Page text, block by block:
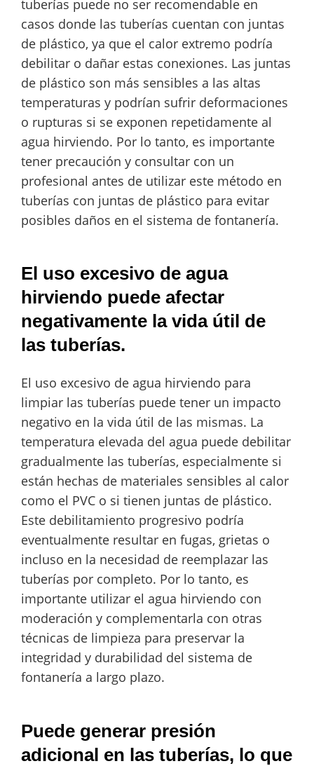
tuberías puede no ser recomendable en
casos donde las tuberías cuentan con juntas
de plástico, ya que el calor extremo podría
debilitar o dañar estas conexiones. Las juntas
de plástico son más sensibles a las altas
temperaturas y podrían sufrir deformaciones
o rupturas si se exponen repetidamente al
agua hirviendo. Por lo tanto, es importante
tener precaución y consultar con un
profesional antes de utilizar este método en
tuberías con juntas de plástico para evitar
posibles daños en el sistema de fontanería.
El uso excesivo de agua
hirviendo puede afectar
negativamente la vida útil de
las tuberías.
El uso excesivo de agua hirviendo para
limpiar las tuberías puede tener un impacto
negativo en la vida útil de las mismas. La
temperatura elevada del agua puede debilitar
gradualmente las tuberías, especialmente si
están hechas de materiales sensibles al calor
como el PVC o si tienen juntas de plástico.
Este debilitamiento progresivo podría
eventualmente resultar en fugas, grietas o
incluso en la necesidad de reemplazar las
tuberías por completo. Por lo tanto, es
importante utilizar el agua hirviendo con
moderación y complementarla con otras
técnicas de limpieza para preservar la
integridad y durabilidad del sistema de
fontanería a largo plazo.
Puede generar presión
adicional en las tuberías, lo que